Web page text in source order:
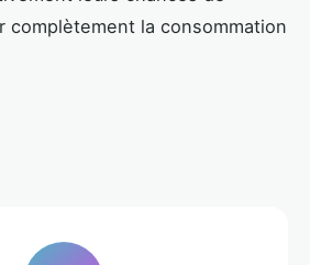
complètement la consommation